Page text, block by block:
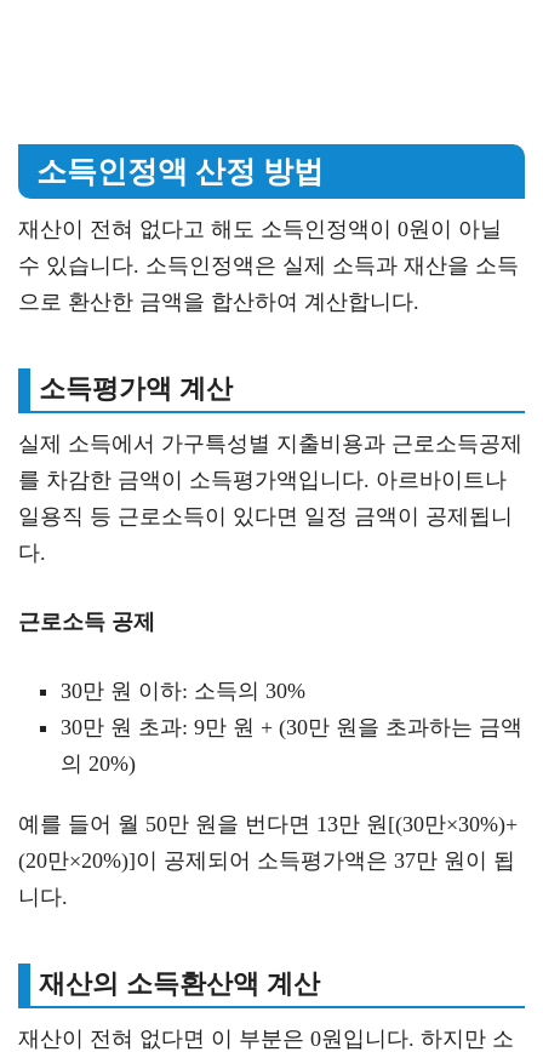
소득인정액 산정 방법
재산이 전혀 없다고 해도 소득인정액이 0원이 아닐
수 있습니다. 소득인정액은 실제 소득과 재산을 소득
으로 환산한 금액을 합산하여 계산합니다.
소득평가액 계산
실제 소득에서 가구특성별 지출비용과 근로소득공제
를 차감한 금액이 소득평가액입니다. 아르바이트나
일용직 등 근로소득이 있다면 일정 금액이 공제됩니
다.
근로소득 공제
30만 원 이하: 소득의 30%
30만 원 초과: 9만 원 + (30만 원을 초과하는 금액
의 20%)
예를 들어 월 50만 원을 번다면 13만 원[(30만×30%)+
(20만×20%)]이 공제되어 소득평가액은 37만 원이 됩
니다.
재산의 소득환산액 계산
재산이 전혀 없다면 이 부분은 0원입니다. 하지만 소